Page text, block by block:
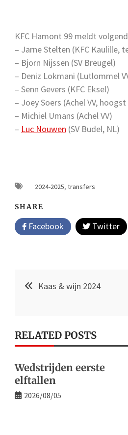
KFC Hamont 99 meldt
– Jarne Stelten (KFC Kaulille,
– Bjorn Nijssen (SV Breugel)
– Deniz Lokmani (Lutlommel
– Senn Gevers (KFC Eksel)
– Joey Soers (Achel VV,
– Michiel Umans (Achel VV)
– Luc Nouwen (SV Budel, NL)
2024-2025, transfers
SHARE
Facebook Twitter
Post Kaas & wijn 2024
RELATED POSTS
Wedstrijden eerste
elftallen
2026/08/05